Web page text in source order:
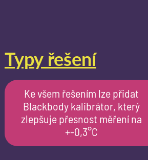
Typy řešení
Ke všem řešením lze přidat
Blackbody kalibrátor, který
zlepšuje přesnost měření na
+-0,3°C